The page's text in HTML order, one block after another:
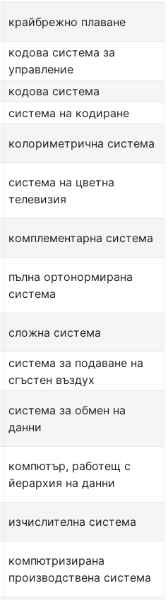
крайбрежно плаване
кодова система за
управление
кодова система
система на кодиране
колориметрична система
система на цветна
телевизия
комплементарна система
пълна ортонормирана
система
сложна система
система за подаване на
сгъстен въздух
система за обмен на
данни
компютър, работещ с
йерархия на данни
изчислителна система
компютризирана
производствена система